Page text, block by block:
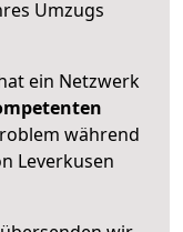
Umzugs
ein Netzwerk
während
Leverkusen